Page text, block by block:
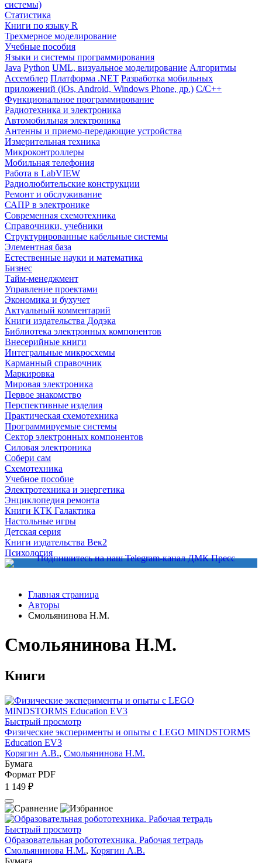
системы)
Статистика
Книги по языку R
Трехмерное моделирование
Учебные пособия
Языки и системы программирования
Java Python UML, визуальное моделирование Алгоритмы
Ассемблер Платформа .NET Разработка мобильных
приложений (iOs, Android, Windows Phone, др.) С/С++
Функциональное программирование
Радиотехника и электроника
Автомобильная электроника
Антенны и приемо-передающие устройства
Измерительная техника
Микроконтроллеры
Мобильная телефония
Работа в LabVIEW
Радиолюбительские конструкции
Ремонт и обслуживание
САПР в электронике
Современная схемотехника
Справочники, учебники
Структурированные кабельные системы
Элементная база
Естественные науки и математика
Бизнес
Тайм-менеджмент
Управление проектами
Экономика и бухучет
Актуальный комментарий
Книги издательства Додэка
Библиотека электронных компонентов
Внесерийные книги
Интегральные микросхемы
Карманный справочник
Маркировка
Мировая электроника
Первое знакомство
Перспективные изделия
Практическая схемотехника
Программируемые системы
Сектор электронных компонентов
Силовая электроника
Собери сам
Схемотехника
Учебное пособие
Электротехника и энергетика
Энциклопедия ремонта
Книги КТК Галактика
Настольные игры
Детская серия
Книги издательства Век2
Психология
Главная страница
Авторы
Смольянинова Н.М.
Смольянинова Н.М.
Книги
Быстрый просмотр
Физические эксперименты и опыты с LEGO MINDSTORMS
Education EV3
Корягин А.В., Смольянинова Н.М.
Бумага
Формат PDF
1 149 ₽
Быстрый просмотр
Образовательная робототехника. Рабочая тетрадь
Смольянинова Н.М., Корягин А.В.